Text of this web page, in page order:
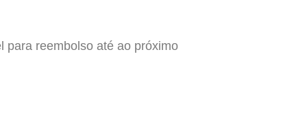
para reembolso até ao próximo